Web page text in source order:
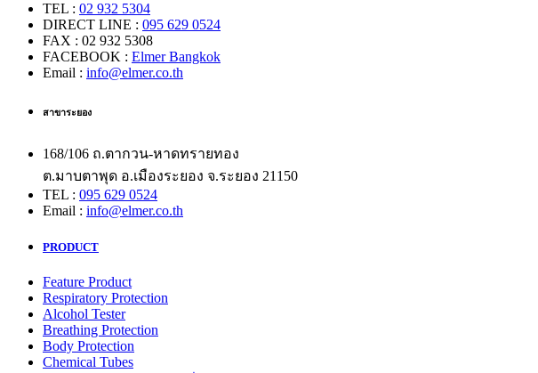
TEL : 02 932 5304
DIRECT LINE : 095 629 0524
FAX : 02 932 5308
FACEBOOK : Elmer Bangkok
Email : info@elmer.co.th
สาขาระยอง
168/106 ถ.ตากวน-หาดทรายทอง
ต.มาบตาพุด อ.เมืองระยอง จ.ระยอง 21150
TEL : 095 629 0524
Email : info@elmer.co.th
PRODUCT
Feature Product
Respiratory Protection
Alcohol Tester
Breathing Protection
Body Protection
Chemical Tubes